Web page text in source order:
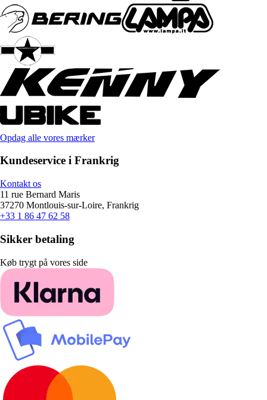
Opdag alle vores mærker
Kundeservice i Frankrig
Kontakt os
11 rue Bernard Maris
37270 Montlouis-sur-Loire, Frankrig
+33 1 86 47 62 58
Sikker betaling
Køb trygt på vores side